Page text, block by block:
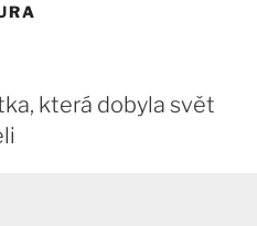
která dobyla svět